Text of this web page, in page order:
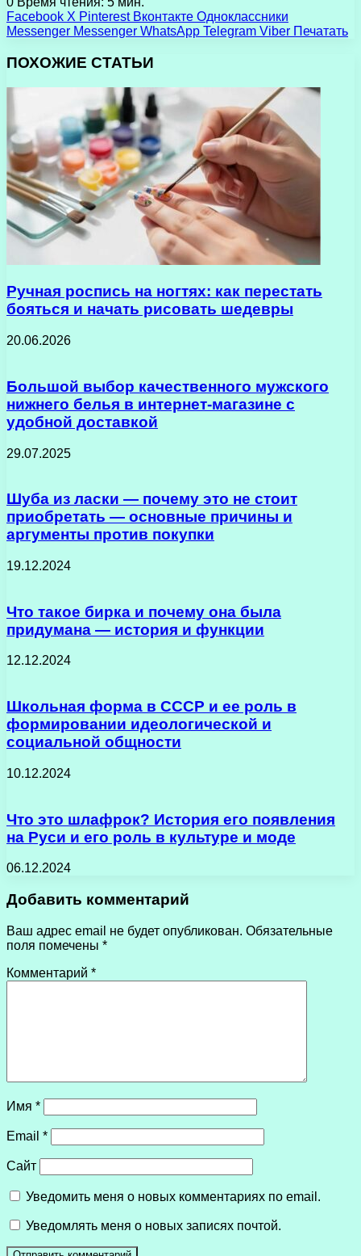
Facebook X Pinterest Вконтакте Одноклассники
Messenger Messenger WhatsApp Telegram Viber Печатать
ПОХОЖИЕ СТАТЬИ
Ручная роспись на ногтях: как перестать
бояться и начать рисовать шедевры
20.06.2026
Большой выбор качественного мужского
нижнего белья в интернет-магазине с
удобной доставкой
29.07.2025
Шуба из ласки — почему это не стоит
приобретать — основные причины и
аргументы против покупки
19.12.2024
Что такое бирка и почему она была
придумана — история и функции
12.12.2024
Школьная форма в СССР и ее роль в
формировании идеологической и
социальной общности
10.12.2024
Что это шлафрок? История его появления
на Руси и его роль в культуре и моде
06.12.2024
Добавить комментарий
Ваш адрес email не будет опубликован. Обязательные
поля помечены *
Комментарий *
Имя *
Email *
Сайт
Уведомить меня о новых комментариях по email.
Уведомлять меня о новых записях почтой.